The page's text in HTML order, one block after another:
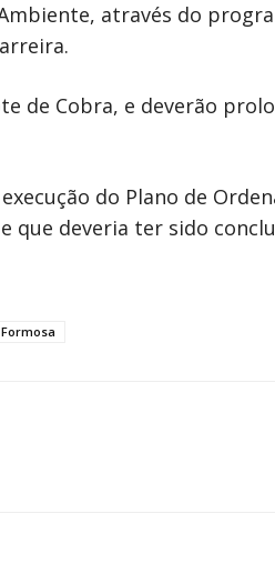
através do
de Cobra, e deverão
do Plano de
que deveria ter sido